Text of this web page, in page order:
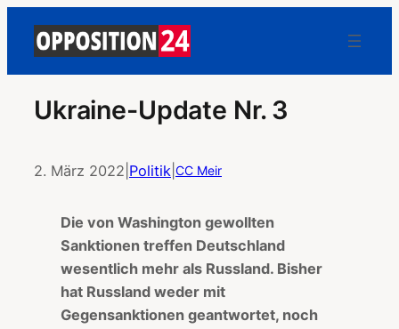
Ukraine-Update Nr. 3
2. März 2022 Politik CC Meir
Die von Washington gewollten
Sanktionen treffen Deutschland
wesentlich mehr als Russland. Bisher
hat Russland weder mit
Gegensanktionen geantwortet, noch